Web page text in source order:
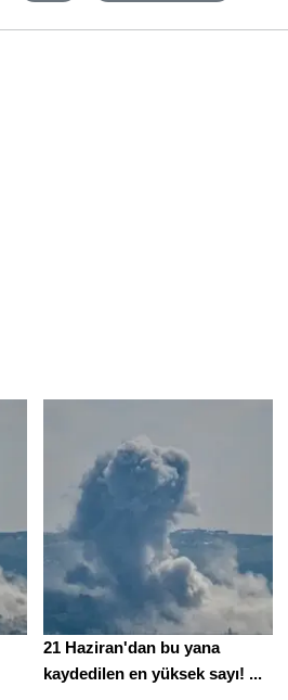
21 Haziran'dan bu yana
kaydedilen en yüksek sayı! ...